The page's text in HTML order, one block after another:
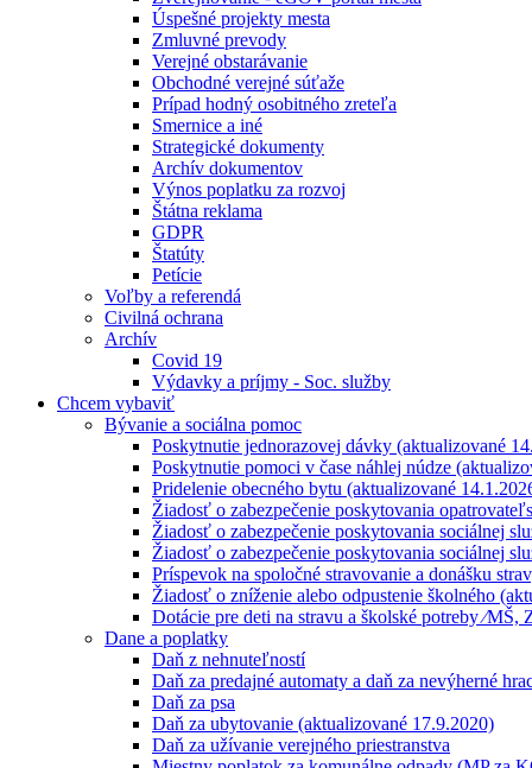
Úspešné projekty mesta
Zmluvné prevody
Verejné obstarávanie
Obchodné verejné súťaže
Prípad hodný osobitného zreteľa
Smernice a iné
Strategické dokumenty
Archív dokumentov
Výnos poplatku za rozvoj
Štátna reklama
GDPR
Štatúty
Petície
Voľby a referendá
Civilná ochrana
Archív
Covid 19
Výdavky a príjmy - Soc. služby
Chcem vybaviť
Bývanie a sociálna pomoc
Poskytnutie jednorazovej dávky (aktualizované
Poskytnutie pomoci v čase náhlej núdze
Pridelenie obecného bytu (aktualizované
Žiadosť o zabezpečenie poskytovania
Žiadosť o zabezpečenie poskytovania sociálnej
Žiadosť o zabezpečenie poskytovania sociálnej
Príspevok na spoločné stravovanie a donášku
Žiadosť o zníženie alebo odpustenie školného
Dotácie pre deti na stravu a školské potreby ⁄MŠ,
Dane a poplatky
Daň z nehnuteľností
Daň za predajné automaty a daň za nevýherné
Daň za psa
Daň za ubytovanie (aktualizované 17.9.2020)
Daň za užívanie verejného priestranstva